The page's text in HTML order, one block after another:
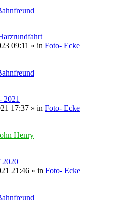
09:11 » in Foto- Ecke
2021
17:37 » in Foto- Ecke
Henry
2020
21:46 » in Foto- Ecke